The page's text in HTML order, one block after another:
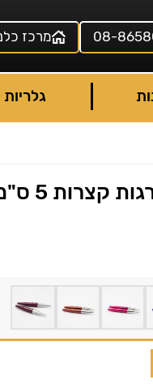
08- מרכז
גלריות
מסרגות עגולות מתברגות